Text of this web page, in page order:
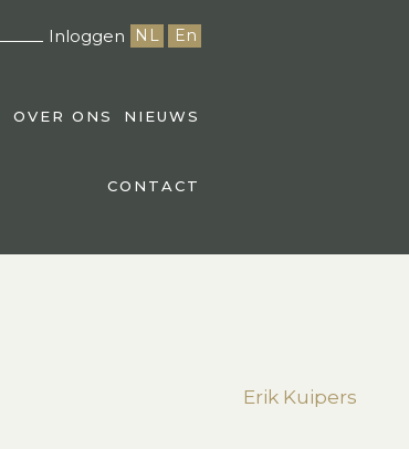
Inloggen NL En
OVER ONS NIEUWS
CONTACT
Erik Kuipers